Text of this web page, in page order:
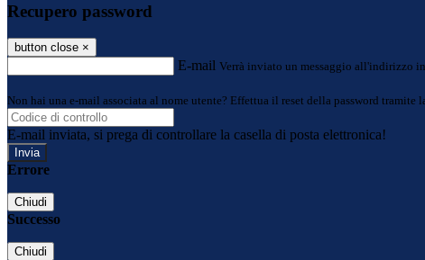
Recupero password
button close ×
E-mail Verrà inviato un messaggio all'indirizzo
Non hai una e-mail associata al nome utente? Effettua il reset della password tramite
E-mail inviata, si prega di controllare la casella di posta elettronica!
Errore
Chiudi
Successo
Chiudi